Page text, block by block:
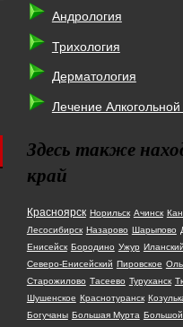
Андрология
Трихология
Дерматология
Лечение
Здесь также
край
Красноярск Норильск Ачинск
Лесосибирск Назарово Шарыпово
Енисейск Бородино Ужур Иланский
Северо-Енисейский Пировское
Старожилово Тасеево Туруханск
Шушенское Краснотуранск
Богучаны Большая Мурта Большой